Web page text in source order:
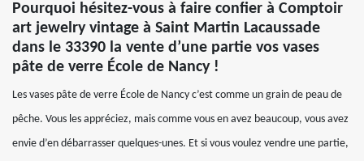
Pourquoi hésitez-vous à faire confier à Comptoir
art jewelry vintage à Saint Martin Lacaussade
dans le 33390 la vente d’une partie vos vases
pâte de verre École de Nancy !
Les vases pâte de verre École de Nancy c’est comme un grain de peau de
pêche. Vous les appréciez, mais comme vous en avez beaucoup, vous avez
envie d’en débarrasser quelques-unes. Et si vous voulez vendre une partie,